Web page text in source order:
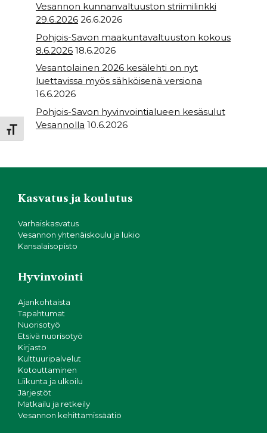
Toggle Font size
Vesannon kunnanvaltuuston striimilinkki
29.6.2026 26.6.2026
Pohjois-Savon maakuntavaltuuston kokous
8.6.2026 18.6.2026
Vesantolainen 2026 kesälehti on nyt
luettavissa myös sähköisenä versiona
16.6.2026
Pohjois-Savon hyvinvointialueen kesäsulut
Vesannolla 10.6.2026
Kasvatus ja koulutus
Varhaiskasvatus
Vesannon yhtenäiskoulu ja lukio
Kansalaisopisto
Hyvinvointi
Ajankohtaista
Tapahtumat
Nuorisotyö
Etsivä nuorisotyö
Kirjasto
Kulttuuripalvelut
Kotouttaminen
Liikunta ja ulkoilu
Järjestöt
Matkailu ja retkeily
Vesannon kehittämissäätiö